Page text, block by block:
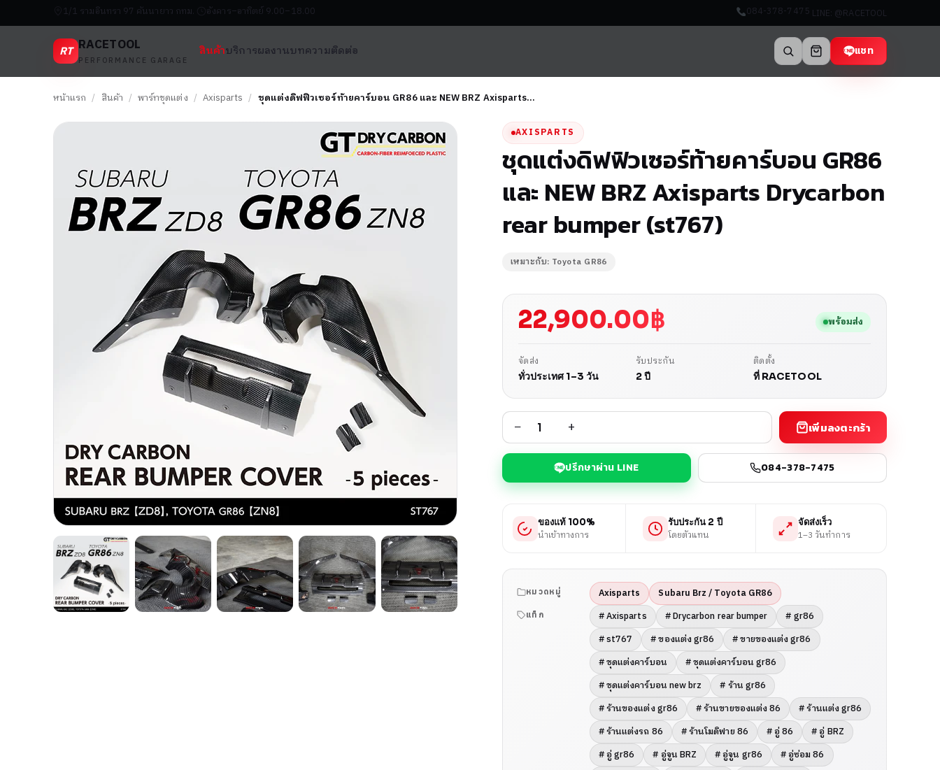
1/1 รามอินทรา 97 คันนายาว กทม. อังคาร–อาทิตย์ 9.00–18.00 084-378-7475 LINE: @RACETOOL
RT RACETOOL
PERFORMANCE GARAGE
สินค้าบริการผลงานบทความติดต่อ แชท
หน้าแรก / สินค้า / พาร์ทชุดแต่ง / Axisparts / ชุดแต่งดิฟฟิวเซอร์ท้ายคาร์บอน GR86 และ NEW BRZ Axisparts…
AXISPARTS
ชุดแต่งดิฟฟิวเซอร์ท้ายคาร์บอน GR86
และ NEW BRZ Axisparts Drycarbon
rear bumper (st767)
เหมาะกับ: Toyota GR86
22,900.00฿ พร้อมส่ง
จัดส่ง
ทั่วประเทศ 1–3 วัน
รับประกัน
2 ปี
ติดตั้ง
ที่ RACETOOL
− + เพิ่มลงตะกร้า
ปรึกษาผ่าน LINE 084-378-7475
ของแท้ 100%
นำเข้าทางการ
รับประกัน 2 ปี
โดยตัวแทน
จัดส่งเร็ว
1–3 วันทำการ
หมวดหมู่ Axisparts Subaru Brz / Toyota GR86
แท็ก # Axisparts # Drycarbon rear bumper
# gr86
# st767
# ของแต่ง gr86
# ขายของแต่ง gr86
# ชุดแต่งคาร์บอน
# ชุดแต่งคาร์บอน gr86
# ชุดแต่งคาร์บอน new brz
# ร้าน gr86
# ร้านของแต่ง gr86
# ร้านขายของแต่ง 86
# ร้านแต่ง gr86
# ร้านแต่งรถ 86
# ร้านโมดิฟาย 86 # อู่ 86
# อู่ BRZ
# อู่ gr86
# อู่จูน BRZ # อู่จูน gr86
# อู่ซ่อม 86